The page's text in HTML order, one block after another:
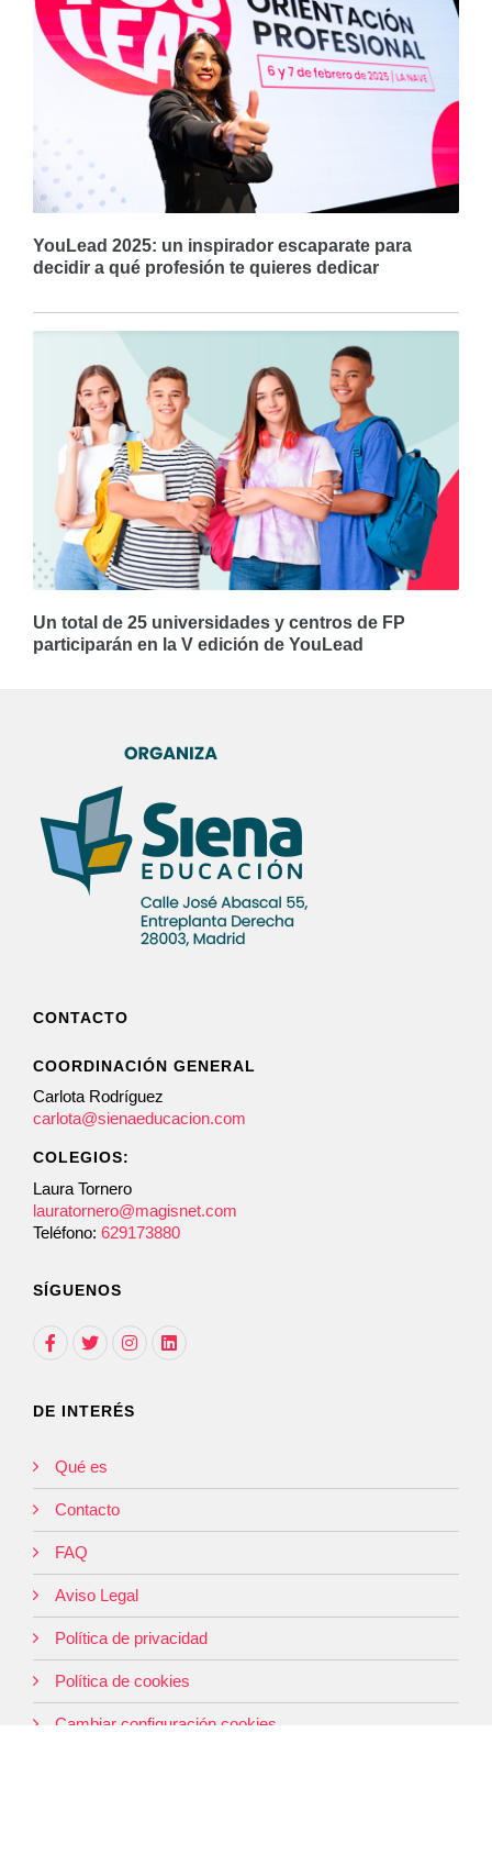
YouLead 2025: un inspirador escaparate para
decidir a qué profesión te quieres dedicar
Un total de 25 universidades y centros de FP
participarán en la V edición de YouLead
CONTACTO
COORDINACIÓN GENERAL
Carlota Rodríguez
carlota@sienaeducacion.com
COLEGIOS:
Laura Tornero
lauratornero@magisnet.com
Teléfono: 629173880
SÍGUENOS
DE INTERÉS
Qué es
Contacto
FAQ
Aviso Legal
Política de privacidad
Política de cookies
Cambiar configuración cookies